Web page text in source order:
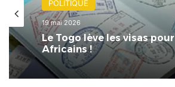
POLITIQUE
19 mai 2026
Le Togo lève les visas
Africains !